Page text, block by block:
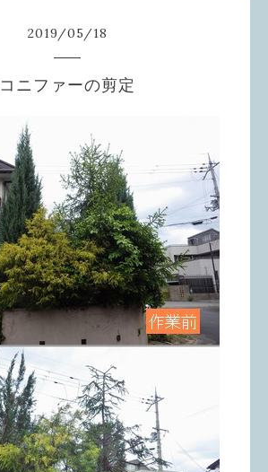
2019/05/18
コニファーの剪定